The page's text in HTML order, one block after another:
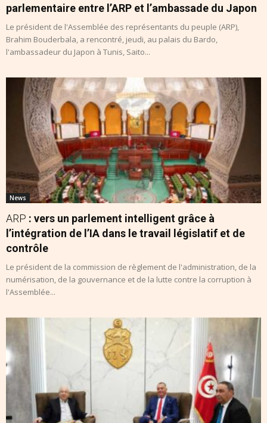
parlementaire entre l’ARP et l’ambassade du Japon
Le président de l'Assemblée des représentants du peuple (ARP),
Brahim Bouderbala, a rencontré, jeudi, au palais du Bardo,
l'ambassadeur du Japon à Tunis, Saito...
News
ARP : vers un parlement intelligent grâce à
l’intégration de l’IA dans le travail législatif et de
contrôle
Le président de la commission de règlement de l'administration, de la
numérisation, de la gouvernance et de la lutte contre la corruption à
l'Assemblée...